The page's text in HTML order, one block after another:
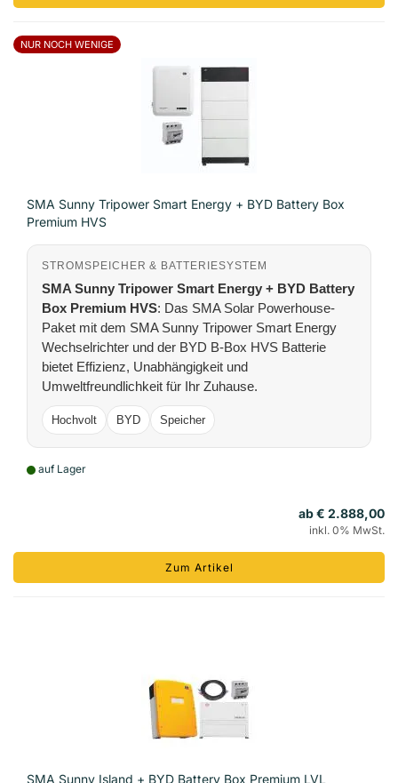
NUR NOCH WENIGE
SMA Sunny Tripower Smart Energy + BYD Battery Box
Premium HVS
STROMSPEICHER & BATTERIESYSTEM
SMA Sunny Tripower Smart Energy + BYD Battery
Box Premium HVS: Das SMA Solar Powerhouse-
Paket mit dem SMA Sunny Tripower Smart Energy
Wechselrichter und der BYD B-Box HVS Batterie
bietet Effizienz, Unabhängigkeit und
Umweltfreundlichkeit für Ihr Zuhause.
Hochvolt BYD Speicher
auf Lager
ab € 2.888,00
inkl. 0% MwSt.
Zum Artikel
SMA Sunny Island + BYD Battery Box Premium LVL